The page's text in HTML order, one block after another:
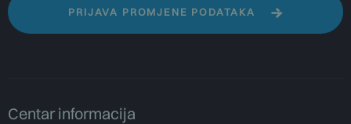
PRIJAVA PROMJENE PODATAKA
Centar informacija